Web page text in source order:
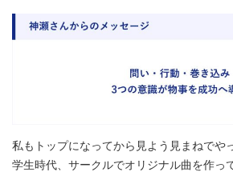
私もトップになってから見よう見まねでや
学生時代、サークルでオリジナル曲を作っ